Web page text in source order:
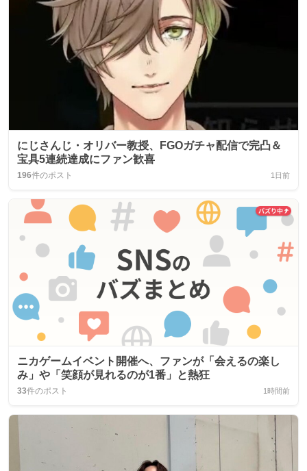
にじさんじ・オリバー教授、FGOガチャ配信で完凸＆
宝具5連続達成にファン歓喜
196件のポスト 1日前
ニカゲームイベント開催へ、ファンが「会えるの楽し
み」や「笑顔が見れるのが1番」と熱狂
33件のポスト 1時間前